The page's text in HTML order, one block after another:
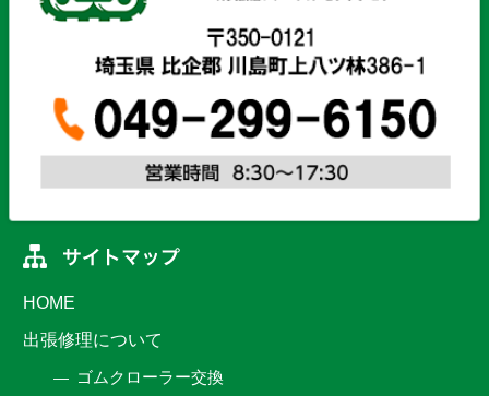
HOME
出張修理について
ゴムクローラー交換